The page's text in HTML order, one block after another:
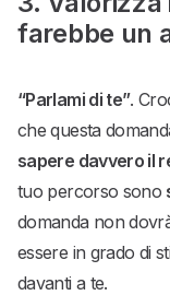
farebbe un
“Parlami di te”.
che questa
sapere davvero il
tuo percorso sono
domanda non
essere in grado di
davanti a te.